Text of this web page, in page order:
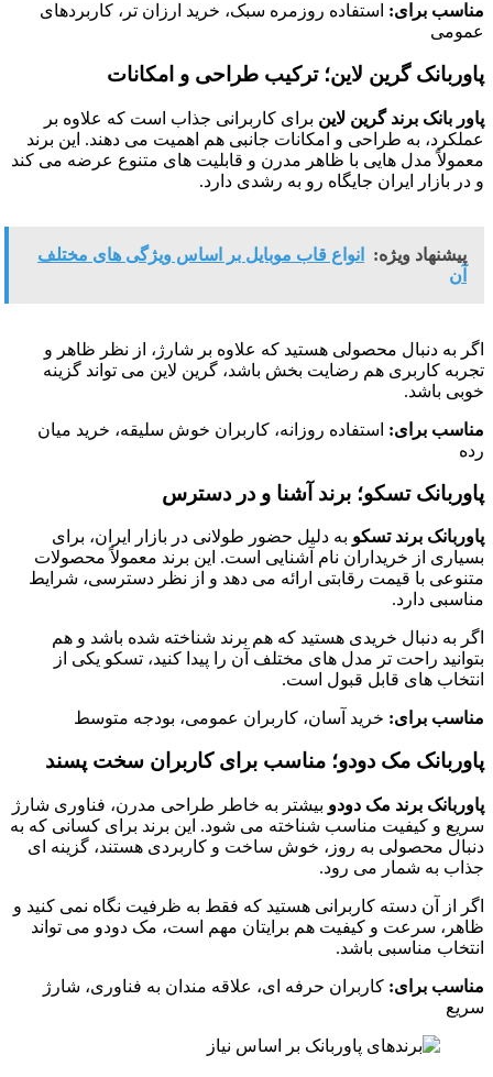
مناسب برای: استفاده روزمره سبک، خرید ارزان تر، کاربردهای
عمومی
پاوربانک گرین لاین؛ ترکیب طراحی و امکانات
پاور بانک برند گرین لاین برای کاربرانی جذاب است که علاوه بر
عملکرد، به طراحی و امکانات جانبی هم اهمیت می دهند. این برند
معمولاً مدل هایی با ظاهر مدرن و قابلیت های متنوع عرضه می کند
و در بازار ایران جایگاه رو به رشدی دارد.
پیشنهاد ویژه:
انواع قاب موبایل بر اساس ویژگی های مختلف
آن
اگر به دنبال محصولی هستید که علاوه بر شارژ، از نظر ظاهر و
تجربه کاربری هم رضایت بخش باشد، گرین لاین می تواند گزینه
خوبی باشد.
مناسب برای: استفاده روزانه، کاربران خوش سلیقه، خرید میان
رده
پاوربانک تسکو؛ برند آشنا و در دسترس
پاوربانک برند تسکو به دلیل حضور طولانی در بازار ایران، برای
بسیاری از خریداران نام آشنایی است. این برند معمولاً محصولات
متنوعی با قیمت رقابتی ارائه می دهد و از نظر دسترسی، شرایط
مناسبی دارد.
اگر به دنبال خریدی هستید که هم برند شناخته شده باشد و هم
بتوانید راحت تر مدل های مختلف آن را پیدا کنید، تسکو یکی از
انتخاب های قابل قبول است.
مناسب برای: خرید آسان، کاربران عمومی، بودجه متوسط
پاوربانک مک دودو؛ مناسب برای کاربران سخت پسند
پاوربانک برند مک دودو بیشتر به خاطر طراحی مدرن، فناوری شارژ
سریع و کیفیت مناسب شناخته می شود. این برند برای کسانی که به
دنبال محصولی به روز، خوش ساخت و کاربردی هستند، گزینه ای
جذاب به شمار می رود.
اگر از آن دسته کاربرانی هستید که فقط به ظرفیت نگاه نمی کنید و
ظاهر، سرعت و کیفیت هم برایتان مهم است، مک دودو می تواند
انتخاب مناسبی باشد.
مناسب برای: کاربران حرفه ای، علاقه مندان به فناوری، شارژ
سریع